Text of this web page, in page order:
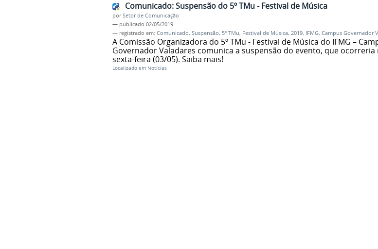
Comunicado: Suspensão do 5º TMu - Festival de Música
porSetor de Comunicação
— publicado 02/05/2019
— registrado em: Comunicado, Suspensão, 5º TMu, Festival de Música, 2019, IFMG, Campus Governador
A Comissão Organizadora do 5º TMu - Festival de Música do IFMG –
Governador Valadares comunica a suspensão do evento, que ocorreria
sexta-feira (03/05). Saiba mais!
Localizado em Notícias